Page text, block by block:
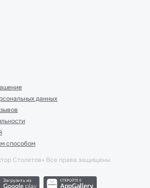
данных
способом
Столетов» Все права защищены